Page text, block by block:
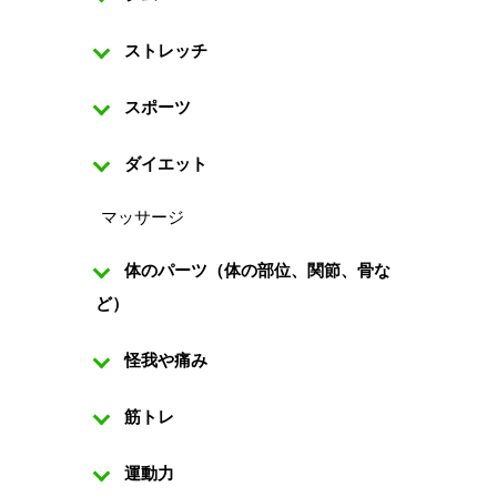
ストレッチ
スポーツ
ダイエット
マッサージ
体のパーツ（体の部位、関節、骨な
ど）
怪我や痛み
筋トレ
運動力